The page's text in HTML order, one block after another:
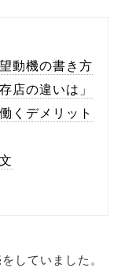
動機の書き方
店の違いは」
くデメリット
していました。